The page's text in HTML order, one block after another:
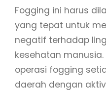
Fogging ini harus
yang tepat untuk
negatif terhadap
kesehatan
operasi fogging
daerah dengan